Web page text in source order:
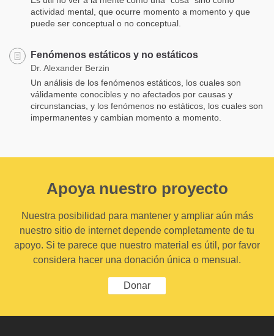
actividad mental, que ocurre momento a momento y que
puede ser conceptual o no conceptual.
Fenómenos estáticos y no estáticos
Dr. Alexander Berzin
Un análisis de los fenómenos estáticos, los cuales son
válidamente conocibles y no afectados por causas y
circunstancias, y los fenómenos no estáticos, los cuales son
impermanentes y cambian momento a momento.
Apoya nuestro proyecto
Nuestra posibilidad para mantener y ampliar aún más
nuestro sitio de internet depende completamente de tu
apoyo. Si te parece que nuestro material es útil, por favor
considera hacer una donación única o mensual.
Donar